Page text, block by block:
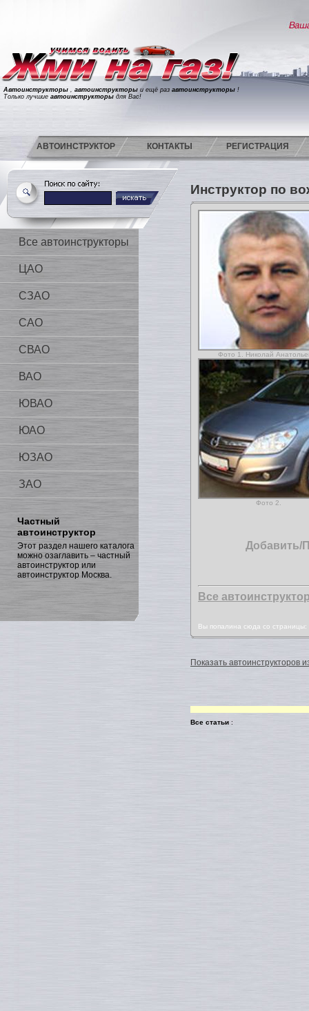
Автоинструкторы , автоинструкторы и ещё раз автоинструкторы !
Только лучшие автоинструкторы для Вас!
АВТОИНСТРУКТОР КОНТАКТЫ РЕГИСТРАЦИЯ
Все автоинструкторы
ЦАО
СЗАО
САО
СВАО
ВАО
ЮВАО
ЮАО
ЮЗАО
ЗАО
Частный
автоинструктор
Этот раздел нашего каталога
можно озаглавить – частный
автоинструктор или
автоинструктор Москва.
Инструктор по
Фото 1. Николай
Фото 2.
Добавить/
Все
Вы попалина сюда со
Показать автоинструкторов
Все статьи :